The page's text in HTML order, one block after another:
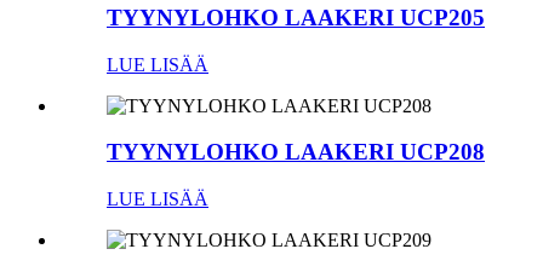
TYYNYLOHKO LAAKERI UCP205
LUE LISÄÄ
TYYNYLOHKO LAAKERI UCP208
LUE LISÄÄ